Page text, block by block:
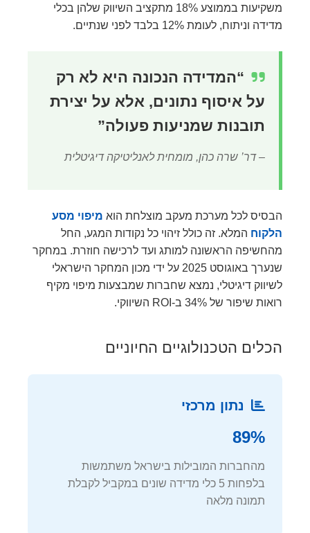
משקיעות בממוצע 18% מתקציב השיווק שלהן בכלי
מדידה וניתוח, לעומת 12% בלבד לפני שנתיים.
“המדידה הנכונה היא לא רק
על איסוף נתונים, אלא על יצירת
תובנות שמניעות פעולה”
– דר’ שרה כהן, מומחית לאנליטיקה דיגיטלית
הבסיס לכל מערכת מעקב מוצלחת הוא מיפוי מסע
הלקוח המלא. זה כולל זיהוי כל נקודות המגע, החל
מהחשיפה הראשונה למותג ועד לרכישה חוזרת. במחקר
שנערך באוגוסט 2025 על ידי מכון המחקר הישראלי
לשיווק דיגיטלי, נמצא שחברות שמבצעות מיפוי מקיף
רואות שיפור של 34% ב-ROI השיווקי.
הכלים הטכנולוגיים החיוניים
נתון מרכזי
89%
מהחברות המובילות בישראל משתמשות
בלפחות 5 כלי מדידה שונים במקביל לקבלת
תמונה מלאה